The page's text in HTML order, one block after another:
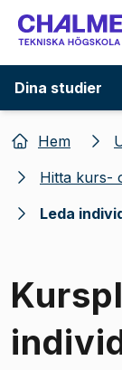
Dina studier
Hem
Hitta kurs-
Leda